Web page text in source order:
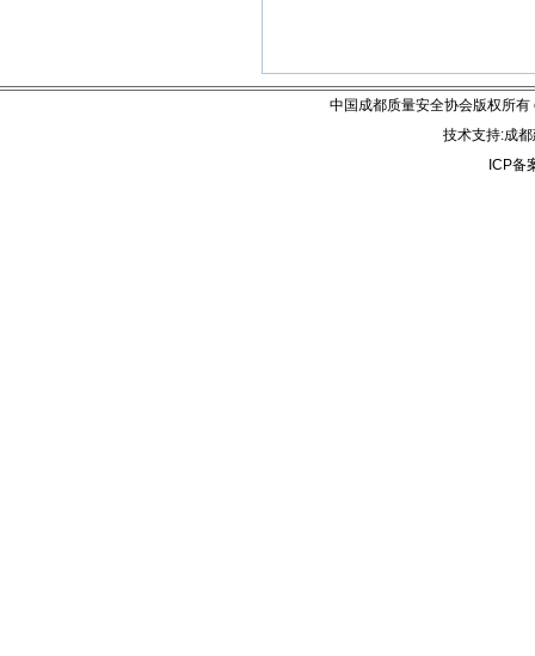
中国成都质量安全协会版权所
技术支持:成
ICP备